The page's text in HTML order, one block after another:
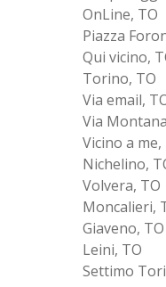
OnLine, TO
Piazza
Qui vicino,
Torino, TO
Via email,
Via
Vicino a me,
Nichelino,
Volvera, TO
Moncalieri,
Giaveno, TO
Leini, TO
Settimo